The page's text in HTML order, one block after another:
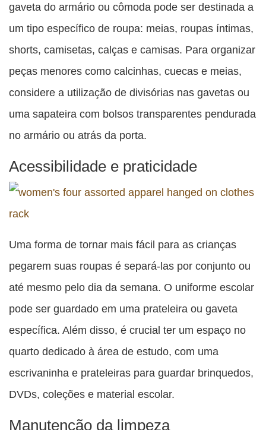
gaveta do armário ou cômoda pode ser destinada a
um tipo específico de roupa: meias, roupas íntimas,
shorts, camisetas, calças e camisas. Para organizar
peças menores como calcinhas, cuecas e meias,
considere a utilização de divisórias nas gavetas ou
uma sapateira com bolsos transparentes pendurada
no armário ou atrás da porta.
Acessibilidade e praticidade
Uma forma de tornar mais fácil para as crianças
pegarem suas roupas é separá-las por conjunto ou
até mesmo pelo dia da semana. O uniforme escolar
pode ser guardado em uma prateleira ou gaveta
específica. Além disso, é crucial ter um espaço no
quarto dedicado à área de estudo, com uma
escrivaninha e prateleiras para guardar brinquedos,
DVDs, coleções e material escolar.
Manutenção da limpeza